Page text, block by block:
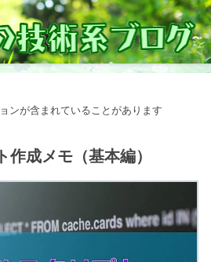
ンが含まれていることがあります
作成メモ（基本編）